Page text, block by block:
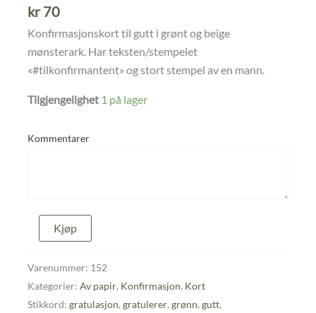
kr70
Konfirmasjonskort til gutt i grønt og beige
mønsterark. Har teksten/stempelet
«#tilkonfirmantent» og stort stempel av en mann.
Tilgjengelighet 1 på lager
Kommentarer
Konfirmasjonskort
antall
Kjøp
Varenummer: 152
Kategorier: Av papir, Konfirmasjon, Kort
Stikkord: gratulasjon,gratulerer,grønn,gutt,